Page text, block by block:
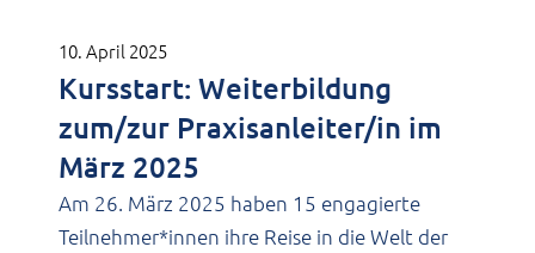
10. April 2025
Kursstart: Weiterbildung
zum/zur Praxisanleiter/in im
März 2025
Am 26. März 2025 haben 15 engagierte
Teilnehmer*innen ihre Reise in die Welt der